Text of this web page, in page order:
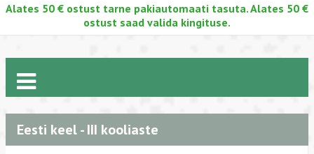
Alates 50 € ostust tarne pakiautomaati tasuta. Alates 50 €
ostust saad valida kingituse.
Eesti keel - III kooliaste